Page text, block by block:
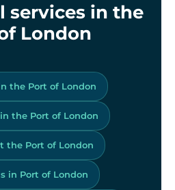
services in the
London
the Port of London
the Port of London
the Port of London
in Port of London